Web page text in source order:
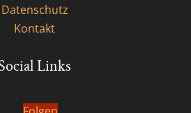
Datenschutz
Kontakt
Links